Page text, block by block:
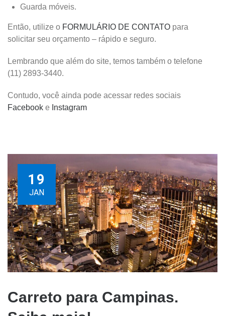
Guarda móveis.
Então, utilize o FORMULÁRIO DE CONTATO para
solicitar seu orçamento – rápido e seguro.
Lembrando que além do site, temos também o telefone
(11) 2893-3440.
Contudo, você ainda pode acessar redes sociais
Facebook e Instagram
19
JAN
Carreto para Campinas.